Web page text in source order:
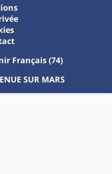
Français (74)
SUR MARS